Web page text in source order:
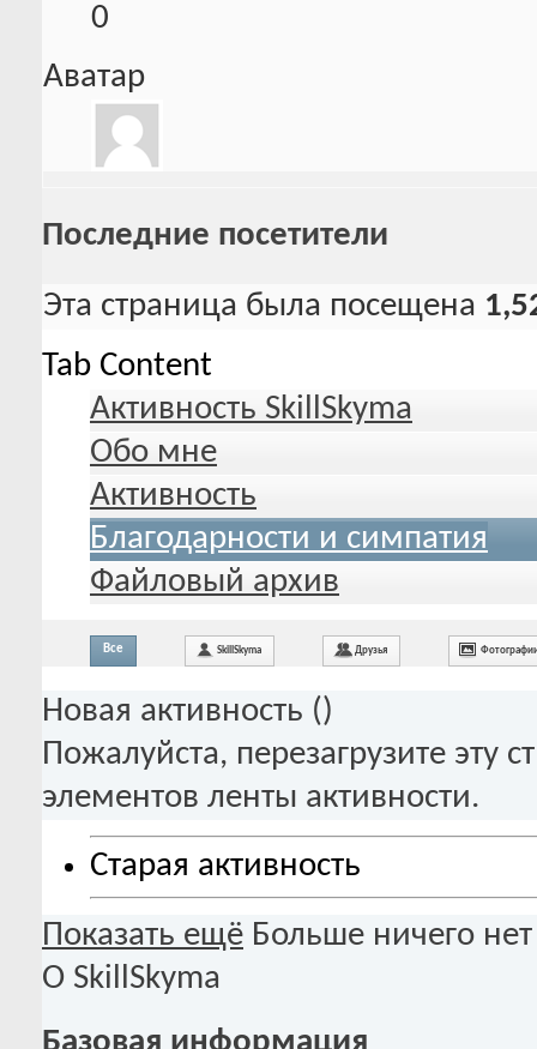
0
Аватар
Последние посетители
Эта страница была посещена
Tab Content
Активность SkillSkyma
Обо мне
Активность
Благодарности и симпатия
Файловый архив
Все SkillSkyma Друзья
Новая активность ()
Пожалуйста, перезагрузите эту
элементов ленты активности.
Старая активность
Показать ещё Больше ничего нет
О SkillSkyma